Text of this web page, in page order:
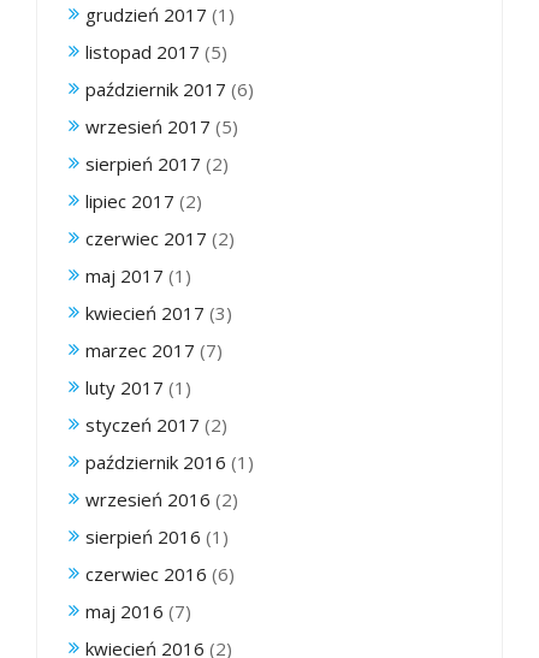
grudzień 2017 (1)
listopad 2017 (5)
październik 2017 (6)
wrzesień 2017 (5)
sierpień 2017 (2)
lipiec 2017 (2)
czerwiec 2017 (2)
maj 2017 (1)
kwiecień 2017 (3)
marzec 2017 (7)
luty 2017 (1)
styczeń 2017 (2)
październik 2016 (1)
wrzesień 2016 (2)
sierpień 2016 (1)
czerwiec 2016 (6)
maj 2016 (7)
kwiecień 2016 (2)